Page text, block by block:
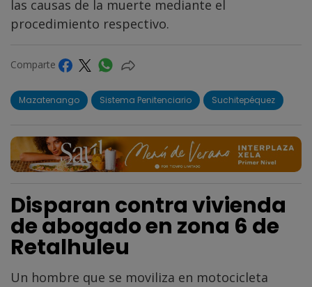
las causas de la muerte mediante el
procedimiento respectivo.
Comparte
Mazatenango Sistema Penitenciario Suchitepéquez
Disparan contra vivienda
de abogado en zona 6 de
Retalhuleu
Un hombre que se moviliza en motocicleta